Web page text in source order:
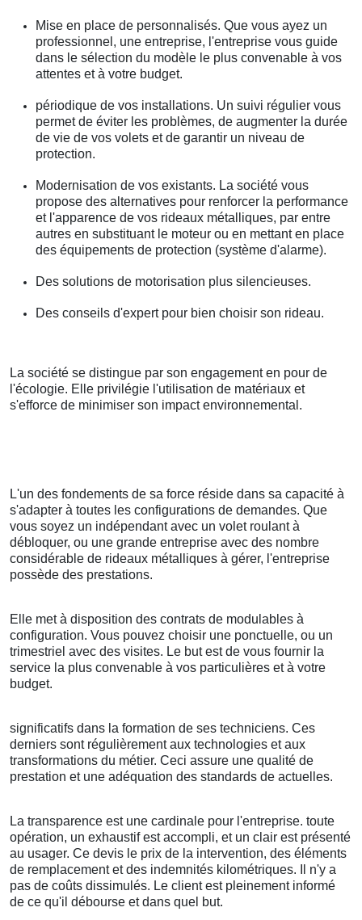
Mise en place de personnalisés. Que vous ayez un
professionnel, une entreprise, l'entreprise vous guide
dans le sélection du modèle le plus convenable à vos
attentes et à votre budget.
périodique de vos installations. Un suivi régulier vous
permet de éviter les problèmes, de augmenter la durée
de vie de vos volets et de garantir un niveau de
protection.
Modernisation de vos existants. La société vous
propose des alternatives pour renforcer la performance
et l'apparence de vos rideaux métalliques, par entre
autres en substituant le moteur ou en mettant en place
des équipements de protection (système d'alarme).
Des solutions de motorisation plus silencieuses.
Des conseils d'expert pour bien choisir son rideau.
La société se distingue par son engagement en pour de
l'écologie. Elle privilégie l'utilisation de matériaux et
s'efforce de minimiser son impact environnemental.
L'un des fondements de sa force réside dans sa capacité à
s'adapter à toutes les configurations de demandes. Que
vous soyez un indépendant avec un volet roulant à
débloquer, ou une grande entreprise avec des nombre
considérable de rideaux métalliques à gérer, l'entreprise
possède des prestations.
Elle met à disposition des contrats de modulables à
configuration. Vous pouvez choisir une ponctuelle, ou un
trimestriel avec des visites. Le but est de vous fournir la
service la plus convenable à vos particulières et à votre
budget.
significatifs dans la formation de ses techniciens. Ces
derniers sont régulièrement aux technologies et aux
transformations du métier. Ceci assure une qualité de
prestation et une adéquation des standards de actuelles.
La transparence est une cardinale pour l'entreprise. toute
opération, un exhaustif est accompli, et un clair est présenté
au usager. Ce devis le prix de la intervention, des éléments
de remplacement et des indemnités kilométriques. Il n'y a
pas de coûts dissimulés. Le client est pleinement informé
de ce qu'il débourse et dans quel but.